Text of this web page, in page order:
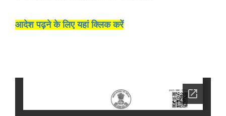
आदेश पढ़ने के लिए यहां क्लिक करें